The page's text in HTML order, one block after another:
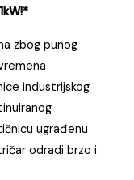
zbog punog
industrijskog
ugrađenu
odradi brzo i